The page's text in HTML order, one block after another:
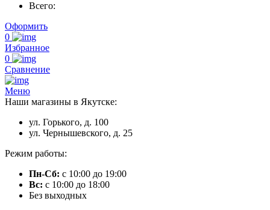
Всего:
Оформить
0
Избранное
0
Сравнение
Меню
Наши магазины в Якутске:
ул. Горького, д. 100
ул. Чернышевского, д. 25
Режим работы:
Пн-Сб: с 10:00 до 19:00
Вс: с 10:00 до 18:00
Без выходных